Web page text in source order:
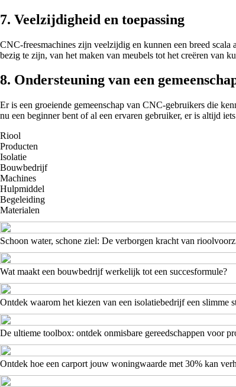
7. Veelzijdigheid en toepassing
CNC-freesmachines zijn veelzijdig en kunnen een breed
bezig te zijn, van het maken van meubels tot het creëren van
8. Ondersteuning van een
Er is een groeiende gemeenschap van CNC-gebruikers die
nu een beginner bent of al een ervaren gebruiker, er is altijd
Riool
Producten
Isolatie
Bouwbedrijf
Machines
Hulpmiddel
Begeleiding
Materialen
Schoon water, schone ziel: De verborgen kracht van
Wat maakt een bouwbedrijf werkelijk tot een succesformule?
Ontdek waarom het kiezen van een isolatiebedrijf een slimme
De ultieme toolbox: ontdek onmisbare gereedschappen voor
Ontdek hoe een carport jouw woningwaarde met 30% kan